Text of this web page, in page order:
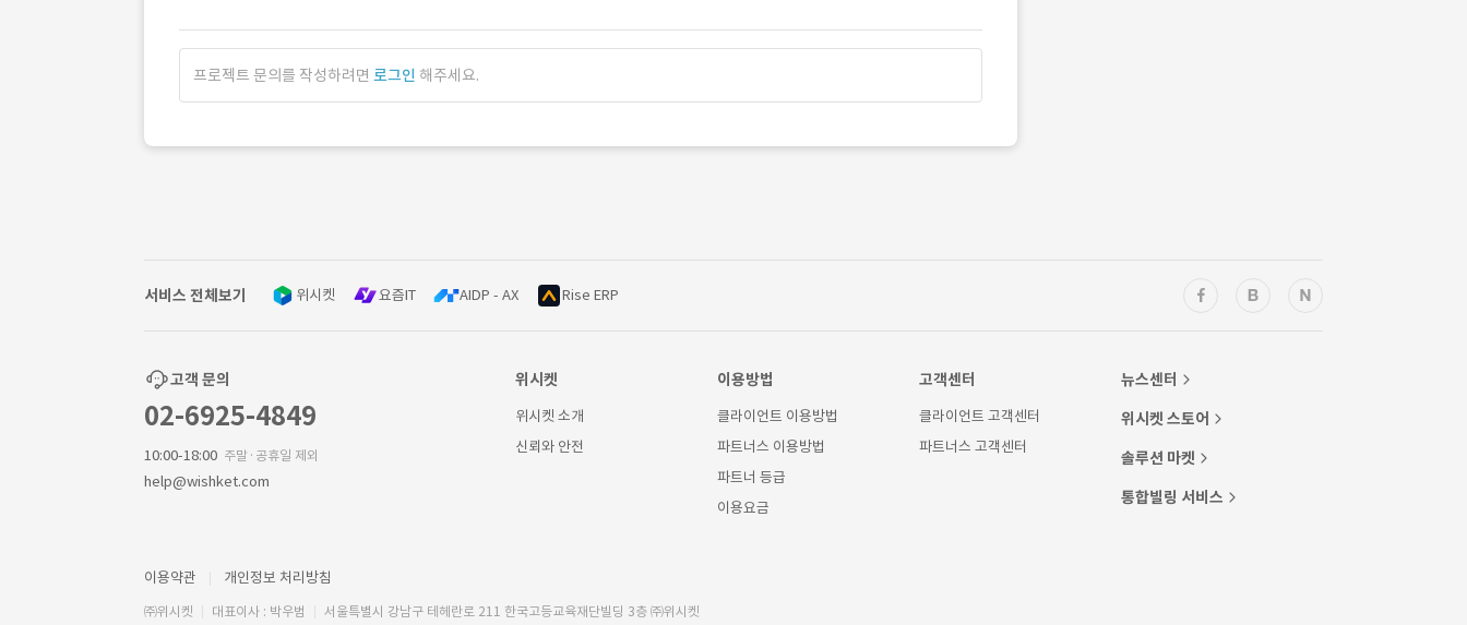
프로젝트 문의를 작성하려면 로그인 해주세요.
서비스 전체보기 위시켓 요즘IT AIDP - AX Rise ERP
고객 문의
02-6925-4849
10:00-18:00 주말·공휴일 제외
help@wishket.com
위시켓
위시켓 소개
신뢰와 안전
이용방법
클라이언트 이용방법
파트너스 이용방법
파트너 등급
이용요금
고객센터
클라이언트 고객센터
파트너스 고객센터
뉴스센터
위시켓 스토어
솔루션 마켓
통합빌링 서비스
이용약관 개인정보 처리방침
㈜위시켓 대표이사 : 박우범 서울특별시 강남구 테헤란로 211 한국고등교육재단빌딩 3층 ㈜위시켓